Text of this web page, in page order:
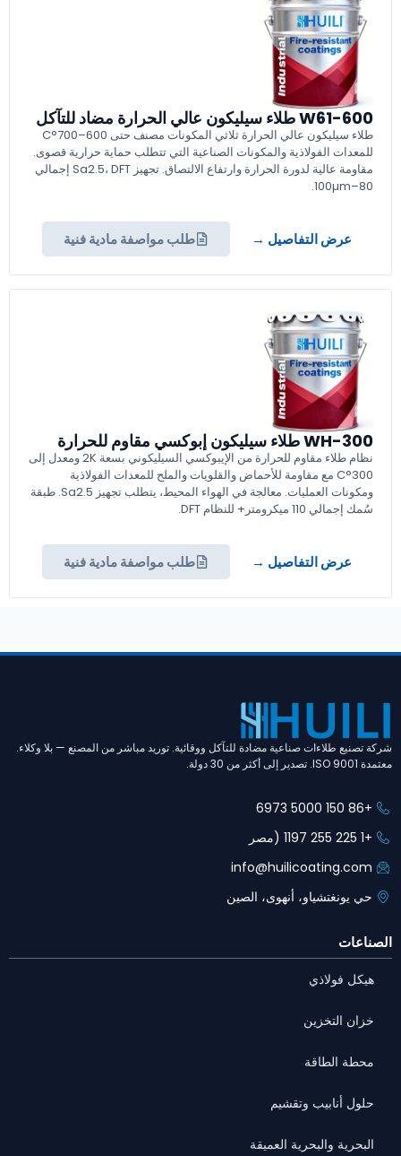
W61-600 طلاء سيليكون عالي الحرارة مضاد للتآكل
طلاء سيليكون عالي الحرارة ثلاثي المكونات مصنف حتى 600–700°C
للمعدات الفولاذية والمكونات الصناعية التي تتطلب حماية حرارية قصوى.
مقاومة عالية لدورة الحرارة وارتفاع الالتصاق. تجهيز Sa2.5، DFT إجمالي
80–100µm.
عرض التفاصيل → طلب مواصفة مادية فنية
WH-300 طلاء سيليكون إبوكسي مقاوم للحرارة
نظام طلاء مقاوم للحرارة من الإيبوكسي السيليكوني بسعة 2K ومعدل إلى
300°C مع مقاومة للأحماض والقلويات والملح للمعدات الفولاذية
ومكونات العمليات. معالجة في الهواء المحيط، يتطلب تجهيز Sa2.5. طبقة
سُمك إجمالي 110 ميكرومتر+ للنظام DFT.
عرض التفاصيل → طلب مواصفة مادية فنية
شركة تصنيع طلاءات صناعية مضادة للتآكل ووقائية. توريد مباشر من المصنع — بلا وكلاء.
معتمدة ISO 9001. تصدير إلى أكثر من 30 دولة.
+86 150 5000 6973
+1 225 255 1197 (مصر
info@huilicoating.com
حي يونغتشياو، أنهوى، الصين
الصناعات
هيكل فولاذي
خزان التخزين
محطة الطاقة
حلول أنابيب وتقشيم
البحرية والبحرية العميقة